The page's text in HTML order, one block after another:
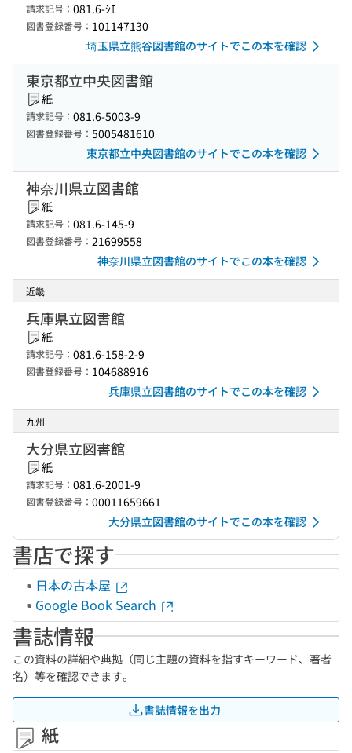
請求記号： 081.6-ｼﾓ
図書登録番号： 101147130
埼玉県立熊谷図書館のサイトでこの本を確認
東京都立中央図書館
紙
請求記号： 081.6-5003-9
図書登録番号： 5005481610
東京都立中央図書館のサイトでこの本を確認
神奈川県立図書館
紙
請求記号： 081.6-145-9
図書登録番号： 21699558
神奈川県立図書館のサイトでこの本を確認
近畿
兵庫県立図書館
紙
請求記号： 081.6-158-2-9
図書登録番号： 104688916
兵庫県立図書館のサイトでこの本を確認
九州
大分県立図書館
紙
請求記号： 081.6-2001-9
図書登録番号： 00011659661
大分県立図書館のサイトでこの本を確認
書店で探す
日本の古本屋
Google Book Search
書誌情報
この資料の詳細や典拠（同じ主題の資料を指すキーワード、著者
名）等を確認できます。
書誌情報を出力
紙